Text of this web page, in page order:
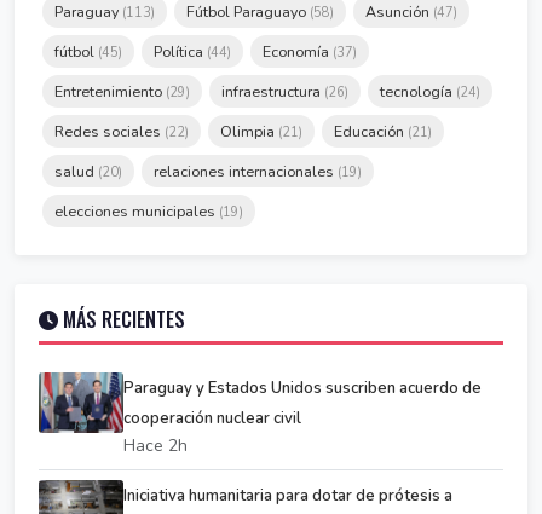
Paraguay (113) Fútbol Paraguayo (58) Asunción (47)
fútbol (45) Política (44) Economía (37)
Entretenimiento (29) infraestructura (26) tecnología (24)
Redes sociales (22) Olimpia (21) Educación (21)
salud (20) relaciones internacionales (19)
elecciones municipales (19)
MÁS RECIENTES
Paraguay y Estados Unidos suscriben acuerdo de
cooperación nuclear civil
Hace 2h
Iniciativa humanitaria para dotar de prótesis a